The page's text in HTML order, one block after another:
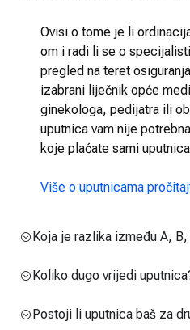
Ovisi o tome je li
om i radi li se o
pregled na teret
izabrani liječnik opće
ginekologa, pedijatra ili
uputnica vam nije
koje plaćate sami
Više o uputnicama
Koja je razlika između A,
Koliko dugo vrijedi
Postoji li uputnica baš za